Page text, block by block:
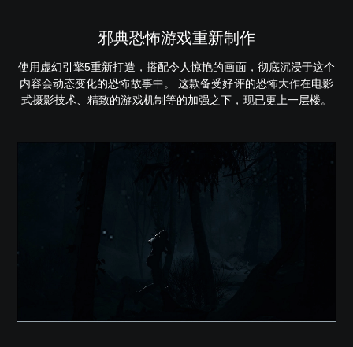
邪典恐怖游戏重新制作
使用虚幻引擎5重新打造，搭配令人惊艳的画面，彻底沉浸于这个
内容会动态变化的恐怖故事中。 这款备受好评的恐怖大作在电影
式摄影技术、精致的游戏机制等的加强之下，现已更上一层楼。